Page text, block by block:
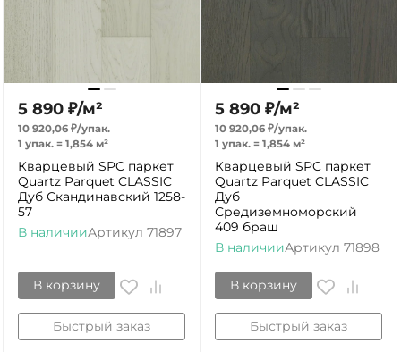
5 890 ₽/м²
10 920,06 ₽/упак.
1 упак. = 1,854 м²
Кварцевый SPC паркет
Quartz Parquet CLASSIC
Дуб Скандинавский 1258-
57
В наличииАртикул 71897
В корзину
Быстрый заказ
5 890 ₽/м²
10 920,06 ₽/упак.
1 упак. = 1,854 м²
Кварцевый SPC паркет
Quartz Parquet CLASSIC
Дуб
Средиземноморский
409 браш
В наличииАртикул 71898
В корзину
Быстрый заказ